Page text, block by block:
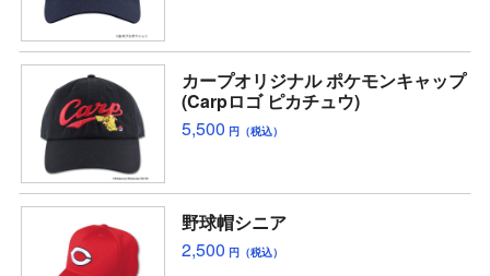
カープオリジナル ポケモンキャップ
(Carpロゴ ピカチュウ)
5,500 円（税込）
野球帽シニア
2,500 円（税込）